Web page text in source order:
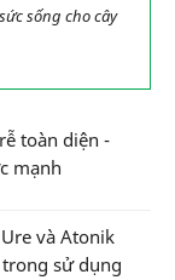
sống cho cây
toàn diện -
mạnh
và Atonik
sử dụng